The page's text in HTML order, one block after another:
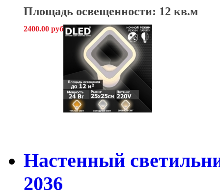
Площадь освещенности: 12 кв.м
2400.00 руб
Настенный
2036